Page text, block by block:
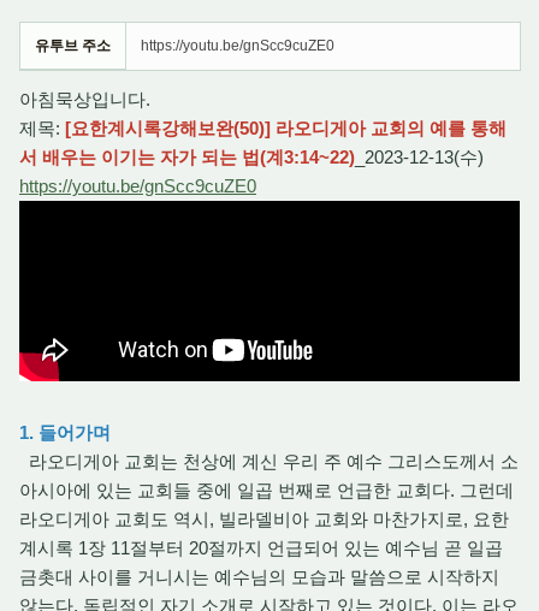
유투브 주소 https://youtu.be/gnScc9cuZE0
아침묵상입니다.
제목: [요한계시록강해보완(50)] 라오디게아 교회의 예를 통해
서 배우는 이기는 자가 되는 법(계3:14~22) _2023-12-13(수)
https://youtu.be/gnScc9cuZE0
1. 들어가며
라오디게아 교회는 천상에 계신 우리 주 예수 그리스도께서 소
아시아에 있는 교회들 중에 일곱 번째로 언급한 교회다. 그런데
라오디게아 교회도 역시, 빌라델비아 교회와 마찬가지로, 요한
계시록 1장 11절부터 20절까지 언급되어 있는 예수님 곧 일곱
금촛대 사이를 거니시는 예수님의 모습과 말씀으로 시작하지
않는다. 독립적인 자기 소개로 시작하고 있는 것이다. 이는 라오